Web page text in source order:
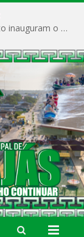
Prefeito Vivaldo Mendes e vice-prefeito Quito inauguram o CAPS e fortalecem a saúde pública em Anajás.